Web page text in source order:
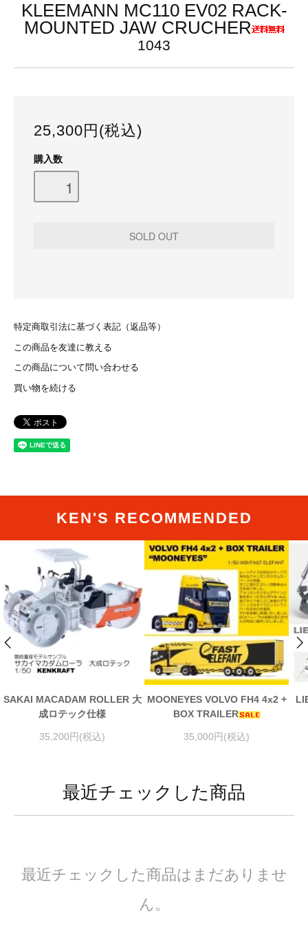
KLEEMANN MC110 EV02 RACK-
MOUNTED JAW CRUCHER
1043
25,300円(税込)
購入数
特定商取引法に基づく表記（返品等）
この商品を友達に教える
この商品について問い合わせる
買い物を続ける
KEN'S RECOMMENDED
SAKAI MACADAM ROLLER 大
成ロテック仕様
35,200円(税込)
MOONEYES VOLVO FH4 4x2 +
BOX TRAILER
35,000円(税込)
最近チェックした商品
最近チェックした商品はまだありませ
ん。